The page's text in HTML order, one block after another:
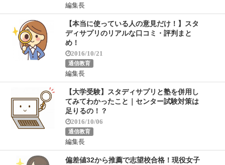
編集長
【本当に使っている人の意見だけ！】スタ
ディサプリのリアルな口コミ・評判まと
め！
2016/10/21
通信教育
編集長
【大学受験】スタディサプリと塾を併用し
てみてわかったこと｜センター試験対策は
足りるの！？
2016/10/06
通信教育
編集長
偏差値32から推薦で志望校合格！現役女子